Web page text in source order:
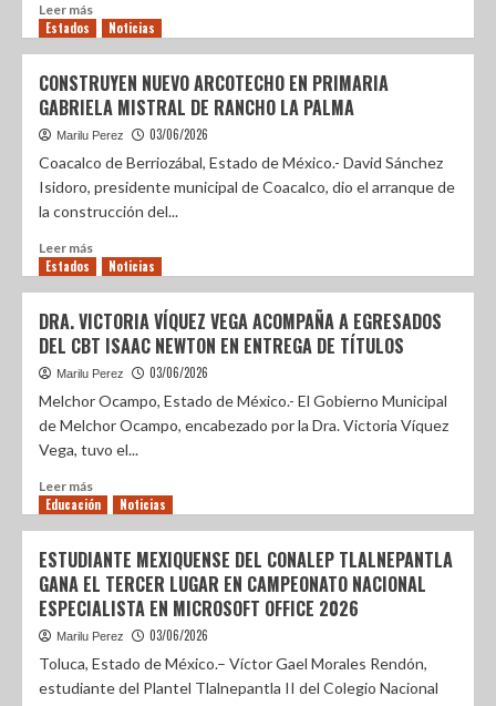
Leer más
Estados Noticias
CONSTRUYEN NUEVO ARCOTECHO EN PRIMARIA
GABRIELA MISTRAL DE RANCHO LA PALMA
Marilu Perez 03/06/2026
Coacalco de Berriozábal, Estado de México.- David Sánchez
Isidoro, presidente municipal de Coacalco, dio el arranque de
la construcción del...
Leer más
Estados Noticias
DRA. VICTORIA VÍQUEZ VEGA ACOMPAÑA A EGRESADOS
DEL CBT ISAAC NEWTON EN ENTREGA DE TÍTULOS
Marilu Perez 03/06/2026
Melchor Ocampo, Estado de México.- El Gobierno Municipal
de Melchor Ocampo, encabezado por la Dra. Victoria Víquez
Vega, tuvo el...
Leer más
Educación Noticias
ESTUDIANTE MEXIQUENSE DEL CONALEP TLALNEPANTLA
GANA EL TERCER LUGAR EN CAMPEONATO NACIONAL
ESPECIALISTA EN MICROSOFT OFFICE 2026
Marilu Perez 03/06/2026
Toluca, Estado de México.– Víctor Gael Morales Rendón,
estudiante del Plantel Tlalnepantla II del Colegio Nacional